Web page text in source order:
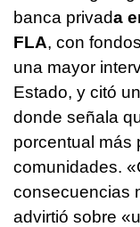
banca privada
FLA, con
una mayor
Estado, y citó
donde señala
porcentual más
comunidades. «
consecuencias
advirtió sobre «